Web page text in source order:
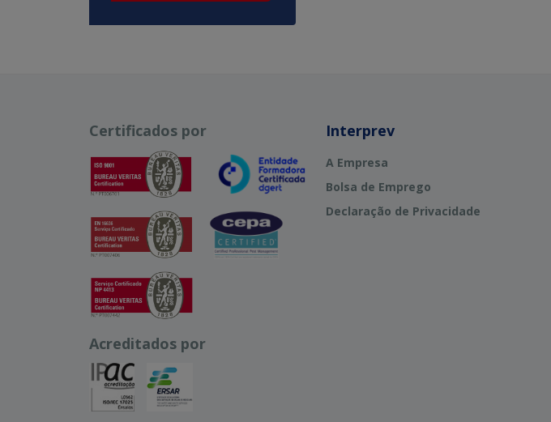
Certificados por
Acreditados por
Interprev
A Empresa
Bolsa de Emprego
Declaração de Privacidade